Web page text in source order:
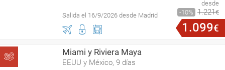
Salida el 16/9/2026 desde Madrid
desde
10
1.221€
1 .099€
Miami y Riviera Maya
EEUU y México, 9 días